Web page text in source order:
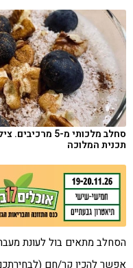
קורונה
סחלב מלכותי מ-5
תכנית המלוכה
הסחלב מתאים בול לעונת
אפשר להכין קר/חם